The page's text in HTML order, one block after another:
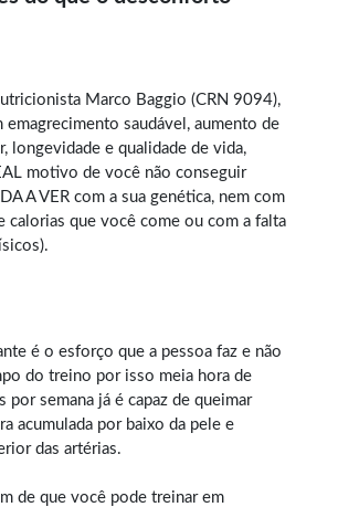
Marco Baggio (CRN 9094),
emagrecimento saudável , aumento de
longevidade e qualidade de vida,
motivo de você não conseguir
A VER com a sua genética, nem com
calorias que você come ou com a falta
é o esforço que a pessoa faz e não
do treino por isso meia hora de
por semana já é capaz de queimar
acumulada por baixo da pele e
das artérias.
de que você pode treinar em